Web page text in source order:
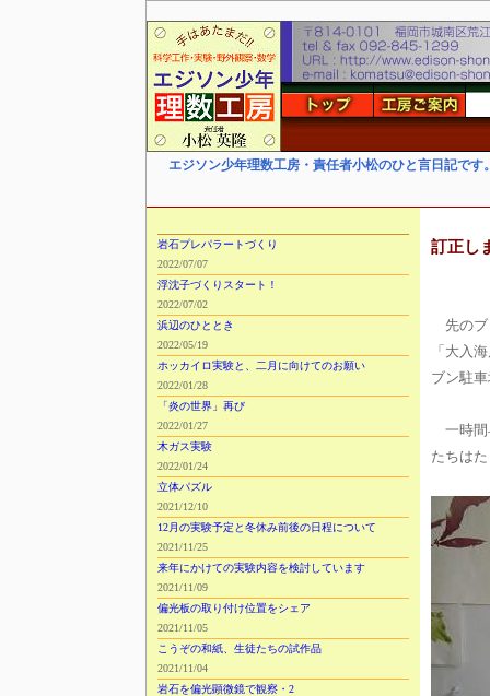
エジソン少年理数工房・責任者小松のひと言日記です
岩石プレパラートづくり
2022/07/07
浮沈子づくりスタート！
2022/07/02
浜辺のひととき
2022/05/19
ホッカイロ実験と、二月に向けてのお願い
2022/01/28
「炎の世界」再び
2022/01/27
木ガス実験
2022/01/24
立体パズル
2021/12/10
12月の実験予定と冬休み前後の日程について
2021/11/25
来年にかけての実験内容を検討しています
2021/11/09
偏光板の取り付け位置をシェア
2021/11/05
こうぞの和紙、生徒たちの試作品
2021/11/04
岩石を偏光顕微鏡で観察・2
訂正し
先のブ
「大入
ブン駐
一時間
たちは